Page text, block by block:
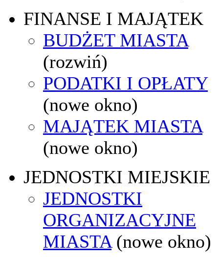
FINANSE I MAJĄTEK
BUDŻET MIASTA
(rozwiń)
PODATKI I OPŁATY
(nowe okno)
MAJĄTEK MIASTA
(nowe okno)
JEDNOSTKI MIEJSKIE
JEDNOSTKI
ORGANIZACYJNE
MIASTA (nowe okno)